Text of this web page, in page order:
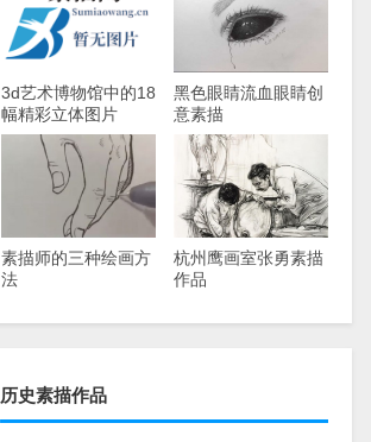
3d艺术博物馆中的18
幅精彩立体图片
黑色眼睛流血眼睛创
意素描
素描师的三种绘画方
法
杭州鹰画室张勇素描
作品
历史素描作品